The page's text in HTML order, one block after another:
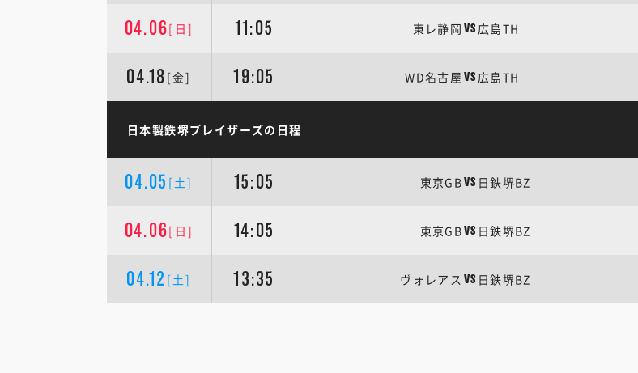
04.06[日] 11:05 東レ静岡 VS 広島TH
04.18 [金] 19:05 WD名古屋 VS 広島TH
日本製鉄堺ブレイザーズの日程
04.05 [土] 15:05 東京GBVS 日鉄堺BZ
04.06[日] 14:05 東京GBVS 日鉄堺BZ
04.12 [土] 13:35 ヴォレアス VS 日鉄堺BZ